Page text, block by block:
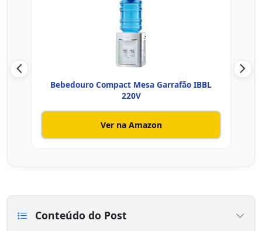
Bebedouro Compact Mesa Garrafão IBBL
220V
Ver na Amazon
Conteúdo do Post